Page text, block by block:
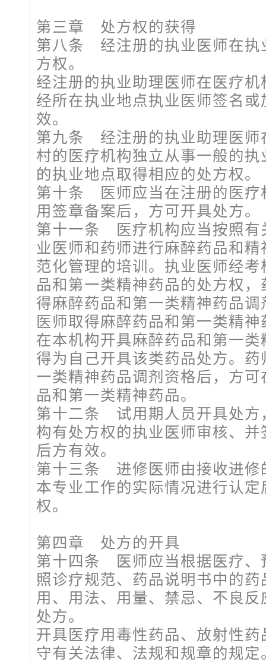
第三章 处方权的获得
第八条 经注册的执业医师在执
方权。
经注册的执业助理医师在医疗
经所在执业地点执业医师签名
效。
第九条 经注册的执业助理医师
村的医疗机构独立从事一般的
的执业地点取得相应的处方权。
第十条 医师应当在注册的医疗
用签章备案后，方可开具处方。
第十一条 医疗机构应当按照有
业医师和药师进行麻醉药品和
范化管理的培训。执业医师经
品和第一类精神药品的处方权
得麻醉药品和第一类精神药品调
医师取得麻醉药品和第一类精
在本机构开具麻醉药品和第一
得为自己开具该类药品处方。
一类精神药品调剂资格后，方
品和第一类精神药品。
第十二条 试用期人员开具处方
构有处方权的执业医师审核、
后方有效。
第十三条 进修医师由接收进修
本专业工作的实际情况进行认
权。
第四章 处方的开具
第十四条 医师应当根据医疗、
照诊疗规范、药品说明书中的
用、用法、用量、禁忌、不良
处方。
开具医疗用毒性药品、放射性
守有关法律、法规和规章的规定